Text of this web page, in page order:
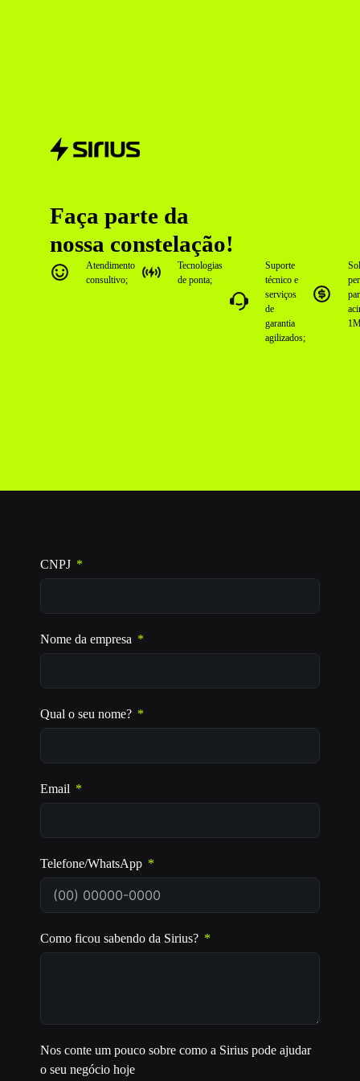
Faça parte da
nossa constelação!
Atendimento
consultivo;
Tecnologias
de ponta;
Suporte
técnico e
serviços
de
garantia
agilizados;
CNPJ
Nome da empresa
Qual o seu nome?
Email
Telefone/WhatsApp
Como ficou sabendo da Sirius?
Nos conte um pouco sobre como a Sirius pode ajudar
o seu negócio hoje